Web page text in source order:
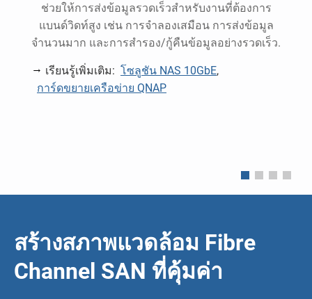
ช่วยให้การส่งข้อมูลรวดเร็วสำหรับงานที่ต้องการ
แบนด์วิดท์สูง เช่น การจำลองเสมือน การส่งข้อมูล
จำนวนมาก และการสำรอง/กู้คืนข้อมูลอย่างรวดเร็ว.
เรียนรู้เพิ่มเติม: โซลูชัน NAS 10GbE,
การ์ดขยายเครือข่าย QNAP
สร้างสภาพแวดล้อม Fibre
Channel SAN ที่คุ้มค่า